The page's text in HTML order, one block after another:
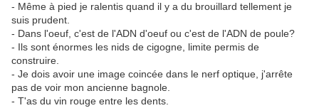
- Même à pied je ralentis quand il y a du brouillard tellement je
suis prudent.
- Dans l'oeuf, c'est de l'ADN d'oeuf ou c'est de l'ADN de poule?
- Ils sont énormes les nids de cigogne, limite permis de
construire.
- Je dois avoir une image coincée dans le nerf optique, j'arrête
pas de voir mon ancienne bagnole.
- T'as du vin rouge entre les dents.